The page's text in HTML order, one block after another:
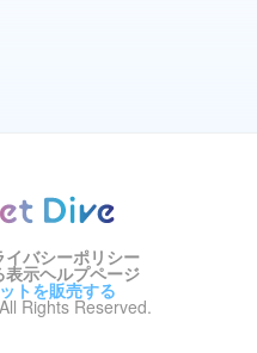
イバシーポリシー
表示ヘルプページ
トを販売する
Rights Reserved.